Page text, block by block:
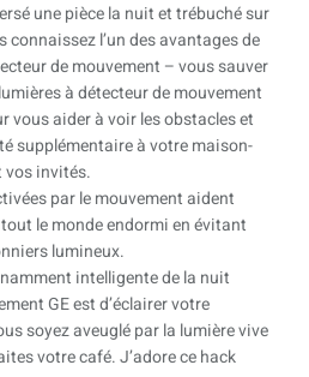
une pièce la nuit et trébuché sur
connaissez l’un des avantages de
de mouvement – vous sauver
à détecteur de mouvement
vous aider à voir les obstacles et
supplémentaire à votre maison-
vos invités.
par le mouvement aident
le monde endormi en évitant
lumineux.
intelligente de la nuit
GE est d’éclairer votre
soyez aveuglé par la lumière vive
votre café. J’adore ce hack